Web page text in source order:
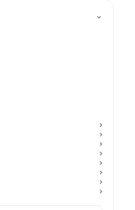
⌄
⌄
⌄
⌄
⌄
⌄
⌄
⌄
⌄